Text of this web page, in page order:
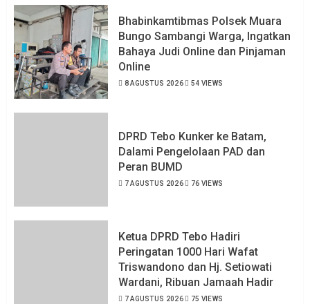
Bhabinkamtibmas Polsek Muara
Bungo Sambangi Warga, Ingatkan
Bahaya Judi Online dan Pinjaman
Online
8 AGUSTUS 2026 54 VIEWS
DPRD Tebo Kunker ke Batam,
Dalami Pengelolaan PAD dan
Peran BUMD
7 AGUSTUS 2026 76 VIEWS
Ketua DPRD Tebo Hadiri
Peringatan 1000 Hari Wafat
Triswandono dan Hj. Setiowati
Wardani, Ribuan Jamaah Hadir
7 AGUSTUS 2026 75 VIEWS